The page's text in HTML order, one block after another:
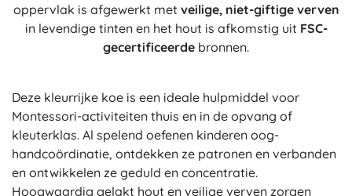
oppervlak is afgewerkt met veilige, niet-giftige verven
in levendige tinten en het hout is afkomstig uit FSC-
gecertificeerde bronnen.
Deze kleurrijke koe is een ideale hulpmiddel voor
Montessori-activiteiten thuis en in de opvang of
kleuterklas. Al spelend oefenen kinderen oog-
handcoördinatie, ontdekken ze patronen en verbanden
en ontwikkelen ze geduld en concentratie.
Hoogwaardig gelakt hout en veilige verven zorgen